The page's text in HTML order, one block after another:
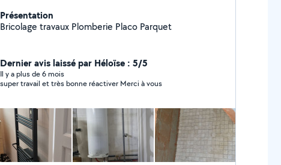
Présentation
Bricolage travaux Plomberie Placo Parquet
Dernier avis laissé par Héloïse : 5/5
Il y a plus de 6 mois
super travail et très bonne réactiver Merci à vous